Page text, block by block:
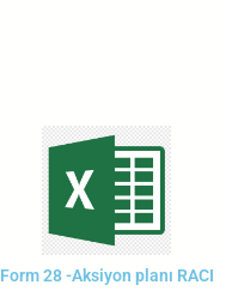
Form 28 -Aksiyon planı RACI